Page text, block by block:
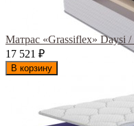
Матрас «Grassiflex» Daysi
17 521
₽
В корзину